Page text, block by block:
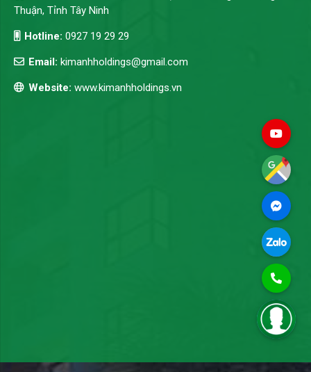
Thuận, Tỉnh Tây Ninh
Hotline: 0927 19 29 29
Email: kimanhholdings@gmail.com
Website: www.kimanhholdings.vn